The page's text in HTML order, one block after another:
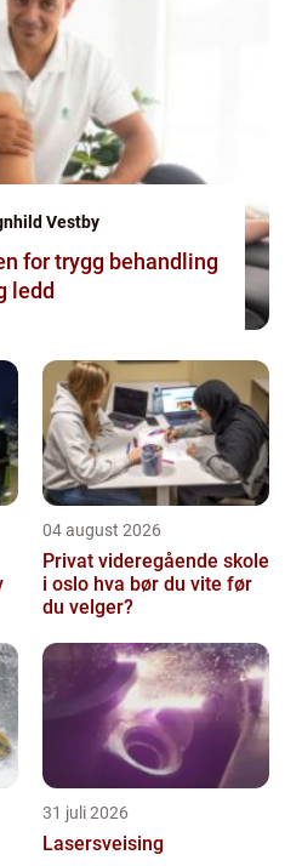
Vestby
for trygg behandling
ledd
04 august 2026
Privat videregående skole
i oslo hva bør du vite før
du velger?
31 juli 2026
Lasersveising